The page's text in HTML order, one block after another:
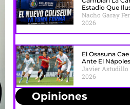
Estadio Que
Nacho Garay
2026
El Osasuna
Ante El Nápoles
Javier Astudillo
2026
Opiniones